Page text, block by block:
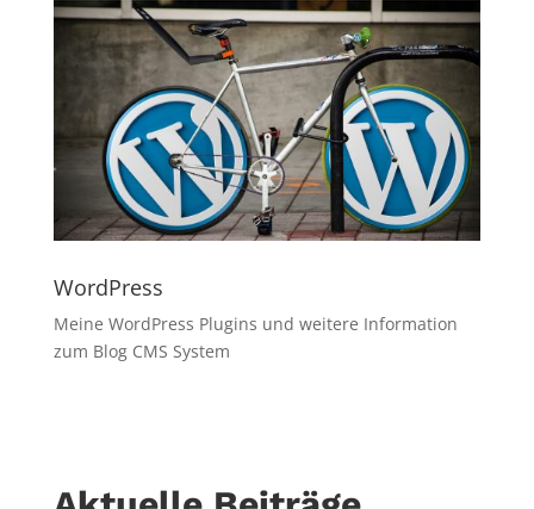
WordPress
Meine WordPress Plugins und weitere Information
zum Blog CMS System